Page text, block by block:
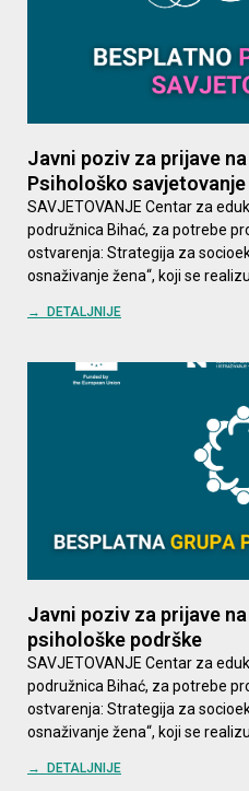
Javni poziv za prijave
Psihološko savjetovanje
SAVJETOVANJE Centar za
podružnica Bihać, za potrebe
ostvarenja: Strategija za
osnaživanje žena“, koji se
→ DETALJNIJE
Javni poziv za prijave
psihološke podrške
SAVJETOVANJE Centar za
podružnica Bihać, za potrebe
ostvarenja: Strategija za
osnaživanje žena“, koji se
→ DETALJNIJE